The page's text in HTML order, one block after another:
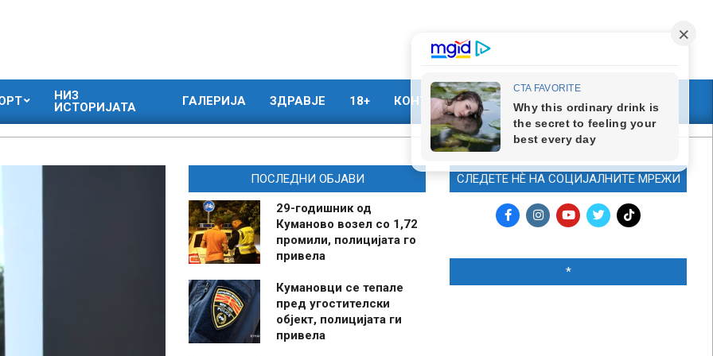
НИЗ
ИСТОРИЈАТА
ГАЛЕРИЈА ЗДРАВЈЕ 18+ КОНТАКТ МАРКЕТИНГ
ПОСЛЕДНИ ОБЈАВИ
29-годишник од
Куманово возел со 1,72
промили, полицијата го
привела
Кумановци се тепале
пред угостителски
објект, полицијата ги
привела
СЛЕДЕТЕ НЀ НА СОЦИЈАЛНИТЕ МРЕЖИ
*